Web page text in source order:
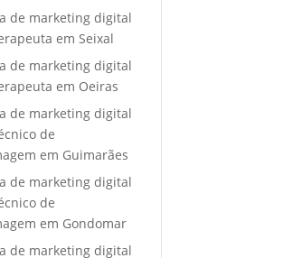
de marketing digital
em Seixal
de marketing digital
em Oeiras
de marketing digital
de
em Guimarães
de marketing digital
de
em Gondomar
de marketing digital